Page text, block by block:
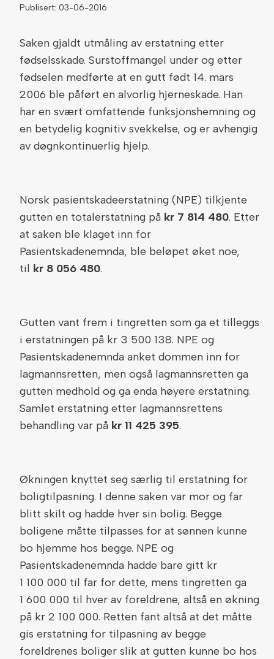
Publisert: 03-06-2016
Saken gjaldt utmåling av erstatning etter
fødselsskade. Surstoffmangel under og etter
fødselen medførte at en gutt født 14. mars
2006 ble påført en alvorlig hjerneskade. Han
har en svært omfattende funksjonshemning og
en betydelig kognitiv svekkelse, og er avhengig
av døgnkontinuerlig hjelp.
Norsk pasientskadeerstatning (NPE) tilkjente
gutten en totalerstatning på kr 7 814 480. Etter
at saken ble klaget inn for
Pasientskadenemnda, ble beløpet øket noe,
til kr 8 056 480.
Gutten vant frem i tingretten som ga et tilleggs
i erstatningen på kr 3 500 138. NPE og
Pasientskadenemnda anket dommen inn for
lagmannsretten, men også lagmannsretten ga
gutten medhold og ga enda høyere erstatning.
Samlet erstatning etter lagmannsrettens
behandling var på kr 11 425 395.
Økningen knyttet seg særlig til erstatning for
boligtilpasning. I denne saken var mor og far
blitt skilt og hadde hver sin bolig. Begge
boligene måtte tilpasses for at sønnen kunne
bo hjemme hos begge. NPE og
Pasientskadenemnda hadde bare gitt kr
1 100 000 til far for dette, mens tingretten ga
1 600 000 til hver av foreldrene, altså en økning
på kr 2 100 000. Retten fant altså at det måtte
gis erstatning for tilpasning av begge
foreldrenes boliger slik at gutten kunne bo hos